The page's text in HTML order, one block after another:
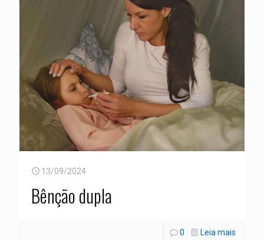
13/09/2024
Bênção dupla
0 Leia mais